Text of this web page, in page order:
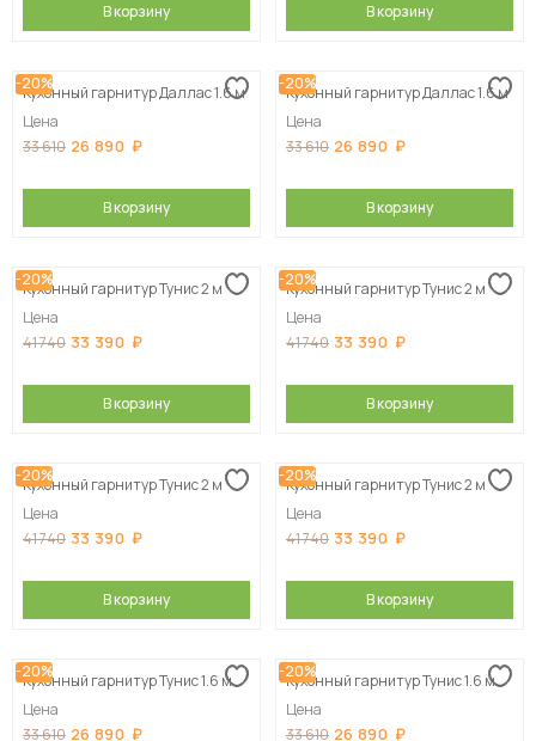
В корзину В корзину
-20%
Кухонный гарнитур Даллас 1.6 м
Цена
33 610 26 890
В корзину
-20%
Кухонный гарнитур Даллас 1.6 м
Цена
33 610 26 890
В корзину
-20%
Кухонный гарнитур Тунис 2 м
Цена
41 740 33 390
В корзину
-20%
Кухонный гарнитур Тунис 2 м
Цена
41 740 33 390
В корзину
-20%
Кухонный гарнитур Тунис 2 м
Цена
41 740 33 390
В корзину
-20%
Кухонный гарнитур Тунис 2 м
Цена
41 740 33 390
В корзину
-20%
Кухонный гарнитур Тунис 1.6 м
Цена
33 610 26 890
-20%
Кухонный гарнитур Тунис 1.6 м
Цена
33 610 26 890